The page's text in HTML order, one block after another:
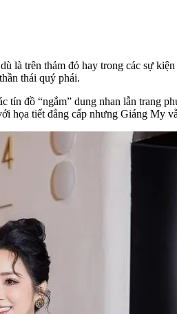
là trên thảm đỏ hay trong các sự
thái quý phái.
tín đồ “ngắm” dung nhan lẫn trang
họa tiết đẳng cấp nhưng Giáng My